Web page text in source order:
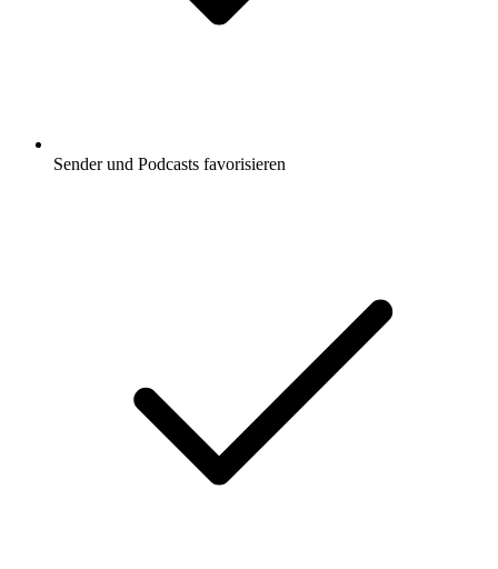
Sender und Podcasts favorisieren